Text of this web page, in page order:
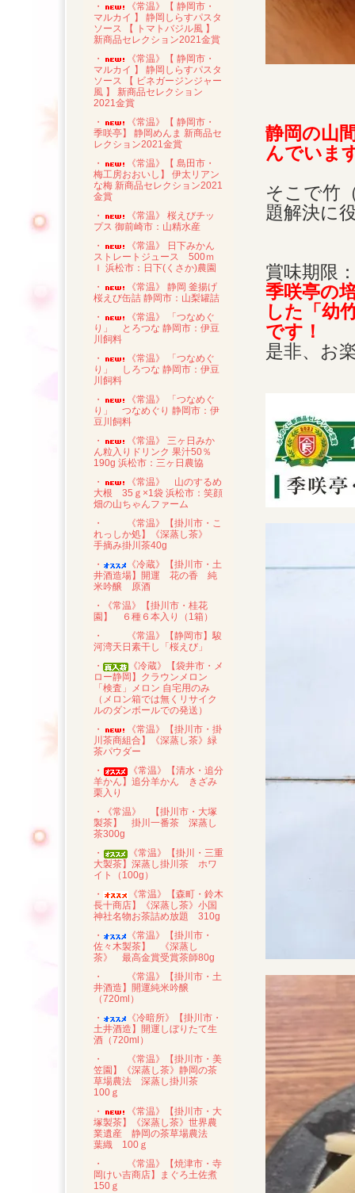
・
《常温》【 静岡市・
マルカイ 】 静岡しらすパスタ
ソース 【 トマトバジル風 】
新商品セレクション2021金賞
・
《常温》【 静岡市・
マルカイ 】 静岡しらすパスタ
ソース 【 ビネガージンジャー
風 】 新商品セレクション
2021金賞
・
《常温》【 静岡市・
季咲亭】 静岡めんま 新商品セ
レクション2021金賞
・
《常温》【 島田市・
梅工房おおいし】 伊太リアン
な梅 新商品セレクション2021
金賞
・
《常温》 桜えびチッ
プス 御前崎市：山精水産
・
《常温》 日下みかん
ストレートジュース 500ｍ
ｌ 浜松市：日下(くさか)農園
・
《常温》 静岡 釜揚げ
桜えび缶詰 静岡市：山梨罐詰
・
《常温》 「つなめぐ
り」 とろつな 静岡市：伊豆
川飼料
・
《常温》 「つなめぐ
り」 しろつな 静岡市：伊豆
川飼料
・
《常温》 「つなめぐ
り」 つなめぐり 静岡市：伊
豆川飼料
・
《常温》 三ヶ日みか
ん粒入りドリンク 果汁50％
190g 浜松市：三ヶ日農協
・
《常温》 山のするめ
大根 35ｇ×1袋 浜松市：笑顔
畑の山ちゃんファーム
・
《常温》【掛川市・こ
れっしか処】《深蒸し茶》
手摘み掛川茶40g
・
《冷蔵》【掛川市・土
井酒造場】開運 花の香 純
米吟醸 原酒
・《常温》【掛川市・桂花
園】 ６種６本入り（1箱）
・
《常温》【静岡市】駿
河湾天日素干し「桜えび」
・
《冷蔵》【袋井市・メ
ロー静岡】クラウンメロン
「検査」メロン 自宅用のみ
（メロン箱では無くリサイク
ルのダンボールでの発送）
・
《常温》【掛川市・掛
川茶商組合】《深蒸し茶》緑
茶パウダー
・
《常温》【清水・追分
羊かん】追分羊かん きざみ
栗入り
・《常温》 【掛川市・大塚
製茶】 掛川一番茶 深蒸し
茶300g
・
《常温》【掛川・三重
大製茶】深蒸し掛川茶 ホワ
イト（100g）
・
《常温》【森町・鈴木
長十商店】《深蒸し茶》小国
神社名物お茶詰め放題 310g
・
《常温》【掛川市・
佐々木製茶】 《深蒸し
茶》 最高金賞受賞茶師80g
・
《常温》【掛川市・土
井酒造】開運純米吟醸
（720ml）
・
《冷暗所》【掛川市・
土井酒造】開運しぼりたて生
酒（720ml）
・
《常温》【掛川市・美
笠園】《深蒸し茶》静岡の茶
草場農法 深蒸し掛川茶
100ｇ
・
《常温》【掛川市・大
塚製茶】《深蒸し茶》世界農
業遺産 静岡の茶草場農法
葉織 100ｇ
・
《常温》【焼津市・寺
岡けい吉商店】まぐろ土佐煮
150ｇ
静岡の山
んでいま
そこで竹
題解決に
賞味期限
季咲亭の
した「幼
です！
是非、お